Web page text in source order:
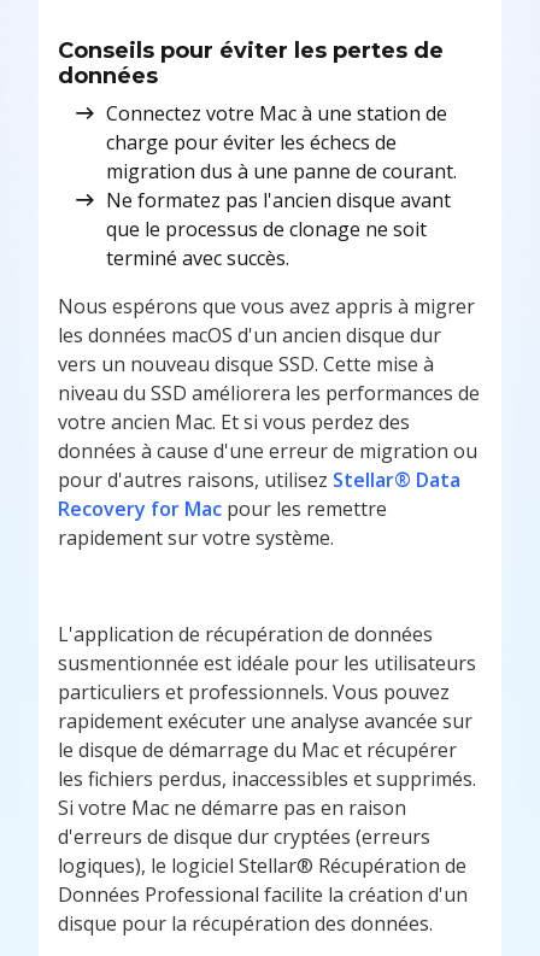
Conseils pour éviter les pertes de
données
Connectez votre Mac à une station de
charge pour éviter les échecs de
migration dus à une panne de courant.
Ne formatez pas l'ancien disque avant
que le processus de clonage ne soit
terminé avec succès.
Nous espérons que vous avez appris à migrer
les données macOS d'un ancien disque dur
vers un nouveau disque SSD. Cette mise à
niveau du SSD améliorera les performances de
votre ancien Mac. Et si vous perdez des
données à cause d'une erreur de migration ou
pour d'autres raisons, utilisez Stellar® Data
Recovery for Mac pour les remettre
rapidement sur votre système.
L'application de récupération de données
susmentionnée est idéale pour les utilisateurs
particuliers et professionnels. Vous pouvez
rapidement exécuter une analyse avancée sur
le disque de démarrage du Mac et récupérer
les fichiers perdus, inaccessibles et supprimés.
Si votre Mac ne démarre pas en raison
d'erreurs de disque dur cryptées (erreurs
logiques), le logiciel Stellar® Récupération de
Données Professional facilite la création d'un
disque pour la récupération des données.